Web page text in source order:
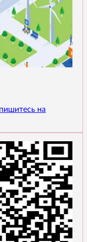
на